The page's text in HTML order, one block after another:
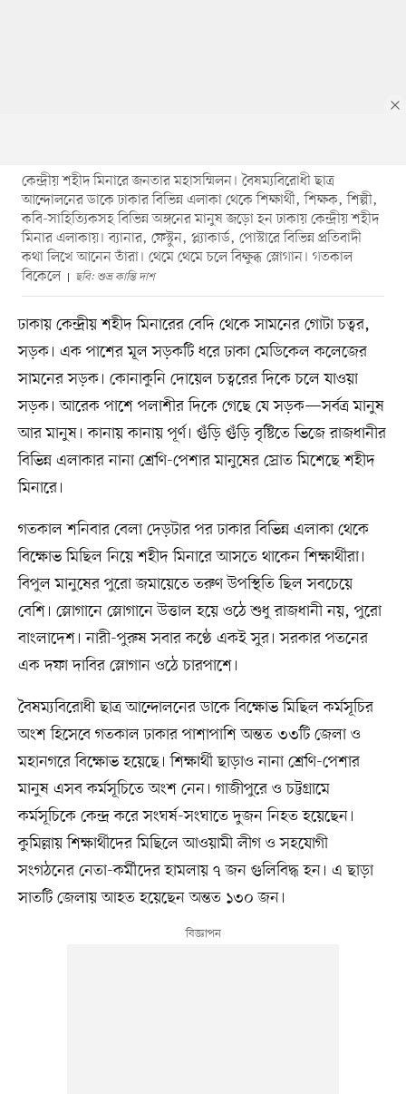
কেন্দ্রীয় শহীদ মিনারে জনতার মহাসম্মিলন। বৈষম্যবিরোধী ছাত্র
আন্দোলনের ডাকে ঢাকার বিভিন্ন এলাকা থেকে শিক্ষার্থী, শিক্ষক, শিল্পী,
কবি-সাহিত্যিকসহ বিভিন্ন অঙ্গনের মানুষ জড়ো হন ঢাকায় কেন্দ্রীয় শহীদ
মিনার এলাকায়। ব্যানার, ফেস্টুন, প্ল্যাকার্ড, পোস্টারে বিভিন্ন প্রতিবাদী
কথা লিখে আনেন তাঁরা। থেমে থেমে চলে বিক্ষুব্ধ স্লোগান। গতকাল
বিকেলে
ছবি: শুভ্র কান্তি দাশ
ঢাকায় কেন্দ্রীয় শহীদ মিনারের বেদি থেকে সামনের গোটা চত্বর,
সড়ক। এক পাশের মূল সড়কটি ধরে ঢাকা মেডিকেল কলেজের
সামনের সড়ক। কোনাকুনি দোয়েল চত্বরের দিকে চলে যাওয়া
সড়ক। আরেক পাশে পলাশীর দিকে গেছে যে সড়ক—সর্বত্র মানুষ
আর মানুষ। কানায় কানায় পূর্ণ। গুঁড়ি গুঁড়ি বৃষ্টিতে ভিজে রাজধানীর
বিভিন্ন এলাকার নানা শ্রেণি-পেশার মানুষের স্রোত মিশেছে শহীদ
মিনারে।
গতকাল শনিবার বেলা দেড়টার পর ঢাকার বিভিন্ন এলাকা থেকে
বিক্ষোভ মিছিল নিয়ে শহীদ মিনারে আসতে থাকেন শিক্ষার্থীরা।
বিপুল মানুষের পুরো জমায়েতে তরুণ উপস্থিতি ছিল সবচেয়ে
বেশি। স্লোগানে স্লোগানে উত্তাল হয়ে ওঠে শুধু রাজধানী নয়, পুরো
বাংলাদেশ। নারী-পুরুষ সবার কণ্ঠে একই সুর। সরকার পতনের
এক দফা দাবির স্লোগান ওঠে চারপাশে।
বৈষম্যবিরোধী ছাত্র আন্দোলনের ডাকে বিক্ষোভ মিছিল কর্মসূচির
অংশ হিসেবে গতকাল ঢাকার পাশাপাশি অন্তত ৩৩টি জেলা ও
মহানগরে বিক্ষোভ হয়েছে। শিক্ষার্থী ছাড়াও নানা শ্রেণি-পেশার
মানুষ এসব কর্মসূচিতে অংশ নেন। গাজীপুরে ও চট্টগ্রামে
কর্মসূচিকে কেন্দ্র করে সংঘর্ষ-সংঘাতে দুজন নিহত হয়েছেন।
কুমিল্লায় শিক্ষার্থীদের মিছিলে আওয়ামী লীগ ও সহযোগী
সংগঠনের নেতা-কর্মীদের হামলায় ৭ জন গুলিবিদ্ধ হন। এ ছাড়া
সাতটি জেলায় আহত হয়েছেন অন্তত ১৩০ জন।